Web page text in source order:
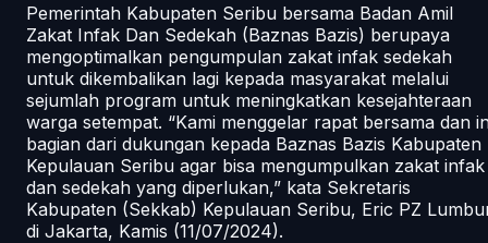
Pemerintah Kabupaten Seribu bersama Badan Amil
Zakat Infak Dan Sedekah (Baznas Bazis) berupaya
mengoptimalkan pengumpulan zakat infak sedekah
untuk dikembalikan lagi kepada masyarakat melalui
sejumlah program untuk meningkatkan kesejahteraan
warga setempat. “Kami menggelar rapat bersama dan
bagian dari dukungan kepada Baznas Bazis Kabupaten
Kepulauan Seribu agar bisa mengumpulkan zakat infak
dan sedekah yang diperlukan,” kata Sekretaris
Kabupaten (Sekkab) Kepulauan Seribu, Eric PZ
di Jakarta, Kamis (11/07/2024).